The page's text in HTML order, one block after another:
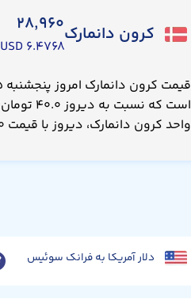
کرون دانمارک۲۸,۹۶۰
۶.۴۷۶۸ USD
واحد کرون دانمارک، دیروز با قیمت ۲۹,۰۰۰ تومان معامله می‌شد.
دلار آمریکا به فرانک سوئیس